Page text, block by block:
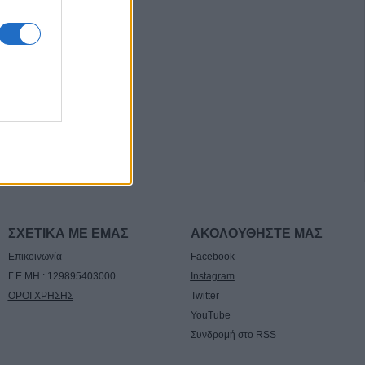
τοίχο ο ΠΑΟΚ -
δύο
επίσκεψης
από 20
ΣΧΕΤΙΚΑ ΜΕ ΕΜΑΣ
Επικοινωνία
Γ.Ε.ΜΗ.: 129895403000
ΟΡΟΙ ΧΡΗΣΗΣ
ΑΚΟΛΟΥΘΗΣΤΕ ΜΑΣ
Facebook
Instagram
Twitter
YouTube
Συνδρομή στο RSS